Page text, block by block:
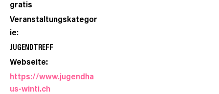
gratis
Veranstaltungskategor
ie:
JUGENDTREFF
Webseite:
https://www.jugendha
us-winti.ch